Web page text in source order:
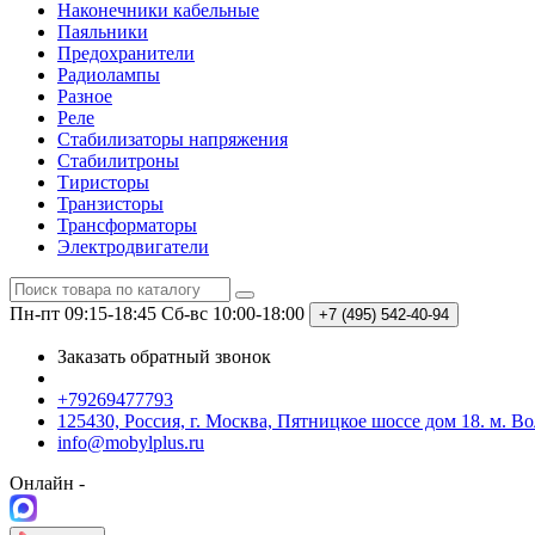
Наконечники кабельные
Паяльники
Предохранители
Радиолампы
Разное
Реле
Стабилизаторы напряжения
Стабилитроны
Тиристоры
Транзисторы
Трансформаторы
Электродвигатели
Пн-пт 09:15-18:45 Сб-вс 10:00-18:00 +7 (495) 542-40-94
Заказать обратный звонок
+79269477793
125430, Россия, г. Москва, Пятницкое шоссе дом 18. м.
info@mobylplus.ru
Онлайн -